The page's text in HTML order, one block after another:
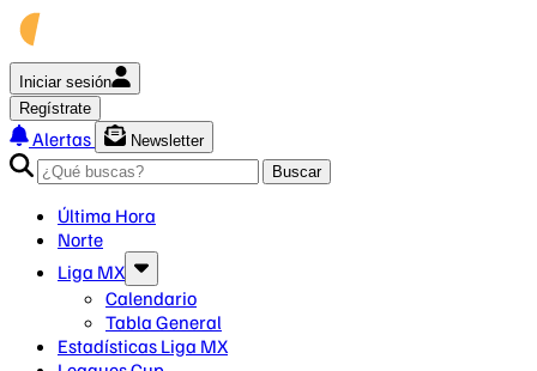
Iniciar sesión
Regístrate
Alertas
Newsletter
Buscar
Última Hora
Norte
Liga MX
Calendario
Tabla General
Estadísticas Liga MX